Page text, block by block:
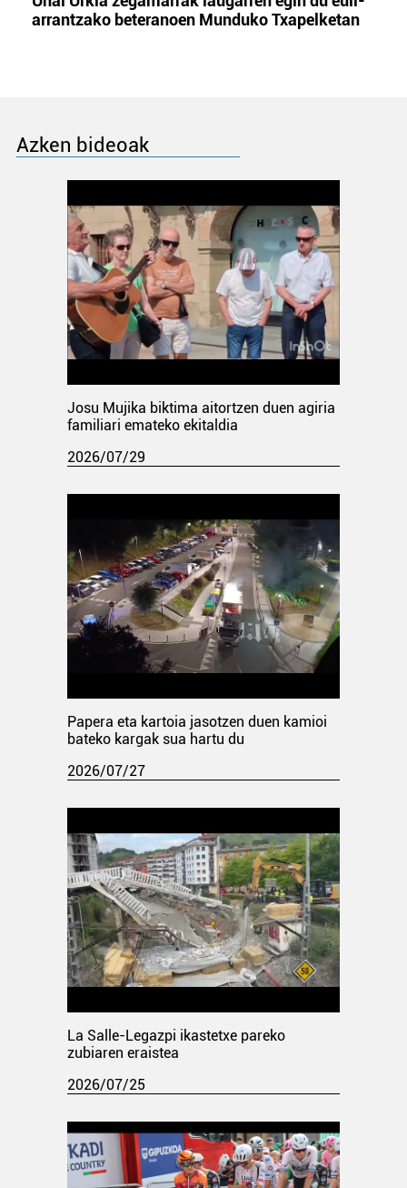
arrantzako beteranoen Munduko Txapelketan
Azken bideoak
Josu Mujika biktima aitortzen duen agiria
familiari emateko ekitaldia
2026/07/29
Papera eta kartoia jasotzen duen kamioi
bateko kargak sua hartu du
2026/07/27
La Salle-Legazpi ikastetxe pareko
zubiaren eraistea
2026/07/25